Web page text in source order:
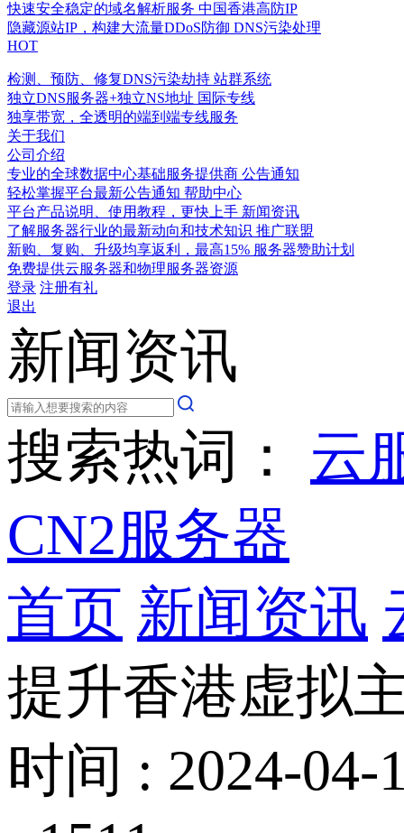
快速安全稳定的域名解析服务 中国香港高防IP
隐藏源站IP，构建大流量DDoS防御 DNS污染处理
HOT
检测、预防、修复DNS污染劫持 站群系统
独立DNS服务器+独立NS地址 国际专线
独享带宽，全透明的端到端专线服务
关于我们
公司介绍
专业的全球数据中心基础服务提供商 公告通知
轻松掌握平台最新公告通知 帮助中心
平台产品说明、使用教程，更快上手 新闻资讯
了解服务器行业的最新动向和技术知识 推广联盟
新购、复购、升级均享返利，最高15% 服务器赞助计划
免费提供云服务器和物理服务器资源
登录 注册有礼
退出
新闻资讯
搜索热词： 云
CN2服务器
首页 新闻资讯
提升香港虚拟
时间 : 2024-04-